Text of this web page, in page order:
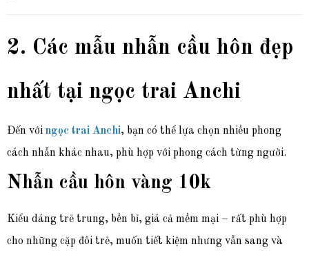
2. Các mẫu nhẫn cầu hôn đẹp
nhất tại ngọc trai Anchi
Đến với ngọc trai Anchi, bạn có thể lựa chọn nhiều phong
cách nhẫn khác nhau, phù hợp với phong cách từng người.
Nhẫn cầu hôn vàng 10k
Kiểu dáng trẻ trung, bền bỉ, giá cả mềm mại – rất phù hợp
cho những cặp đôi trẻ, muốn tiết kiệm nhưng vẫn sang và